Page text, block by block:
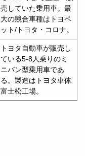
売していた乗用車。最
大の競合車種はトヨペ
ット/トヨタ・コロナ。
トヨタ自動車が販売し
ている5-8人乗りのミ
ニバン型乗用車であ
る。製造はトヨタ車体
富士松工場。